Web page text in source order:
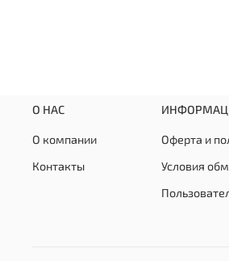
О НАС
О компании
Контакты
Оферта и
Условия